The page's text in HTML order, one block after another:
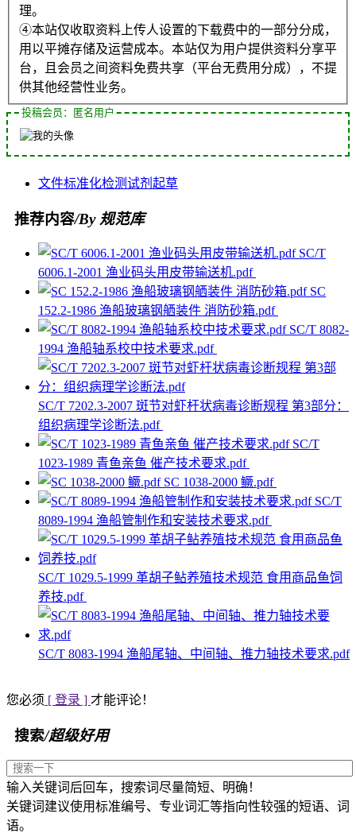
理。
④本站仅收取资料上传人设置的下载费中的一部分分成，
用以平摊存储及运营成本。本站仅为用户提供资料分享平
台，且会员之间资料免费共享（平台无费用分成），不提
供其他经营性业务。
投稿会员：匿名用户
文件标准化检测试剂 起草
推荐内容/By 规范库
SC/T
6006.1-2001 渔业码头用皮带输送机.pdf
SC
152.2-1986 渔船玻璃钢舾装件 消防砂箱.pdf
SC/T 8082-
1994 渔船轴系校中技术要求.pdf
SC/T 7202.3-2007 斑节对虾杆状病毒诊断规程 第3部分：
组织病理学诊断法.pdf
SC/T
1023-1989 青鱼亲鱼 催产技术要求.pdf
SC 1038-2000 鳜.pdf
SC/T
8089-1994 渔船管制作和安装技术要求.pdf
SC/T 1029.5-1999 革胡子鲇养殖技术规范 食用商品鱼饲
养技.pdf
SC/T 8083-1994 渔船尾轴、中间轴、推力轴技术要求.pdf
您必须 [ 登录 ] 才能评论！
搜索/超级好用
输入关键词后回车，搜索词尽量简短、明确！
关键词建议使用标准编号、专业词汇等指向性较强的短语、词
语。